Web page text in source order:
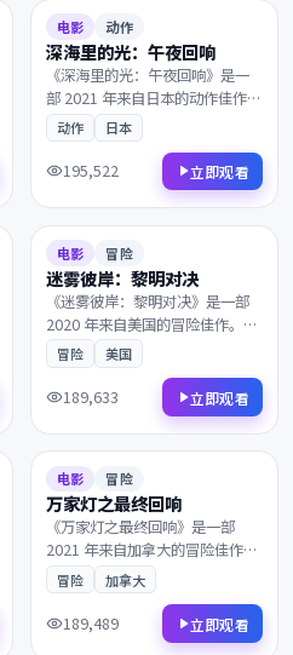
9.0
电影 动作
深海里的光：午夜回响
《深海里的光：午夜回响》是一
部 2021 年来自日本的动作佳作。
在霓虹与雨水交织的都市，父子
在沉默中重新认识彼此。镜头与
配乐的张力让每一帧都值得细细
品鉴，影迷不容错过。
动作 日本
195,522 立即观看
8.1
电影 冒险
迷雾彼岸：黎明对决
《迷雾彼岸：黎明对决》是一部
2020 年来自美国的冒险佳作。黎
明前最深的黑暗中，一群孤独的
旅人在终点的小酒馆相遇。兼具
商业类型片的爽感与艺术片的余
韵，影迷不容错过。
冒险 美国
189,633 立即观看
7.0
电影 冒险
万家灯之最终回响
《万家灯之最终回响》是一部
2021 年来自加拿大的冒险佳作。
一艘货轮深夜驶入未知海域，一
段尘封多年的往事被缓缓揭开。
叙事节奏张弛有度，演员表演收
放自如，影迷不容错过。
冒险 加拿大
189,489 立即观看